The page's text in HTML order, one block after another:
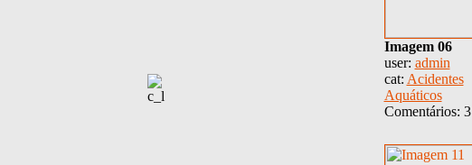
Imagem 06
user: admin
cat: Acidentes
Aquáticos
Comentários: 3